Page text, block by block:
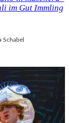
im Gut Immling
Schabel